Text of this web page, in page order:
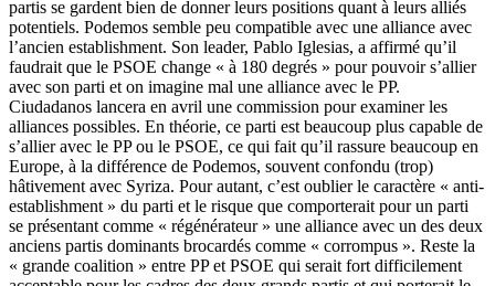
partis se gardent bien de donner leurs positions quant à leurs alliés
potentiels. Podemos semble peu compatible avec une alliance avec
l’ancien establishment. Son leader, Pablo Iglesias, a affirmé qu’il
faudrait que le PSOE change « à 180 degrés » pour pouvoir s’allier
avec son parti et on imagine mal une alliance avec le PP.
Ciudadanos lancera en avril une commission pour examiner les
alliances possibles. En théorie, ce parti est beaucoup plus capable de
s’allieravec le PP ou le PSOE, ce qui fait qu’il rassure beaucoup en
Europe, à la différence de Podemos, souvent confondu (trop)
hâtivement avec Syriza. Pour autant, c’est oublierle caractère « anti-
establishment » du parti et le risque que comporterait pour un parti
se présentant comme « régénérateur » une alliance avec un des deux
anciens partis dominants brocardés comme « corrompus ». Reste la
« grande coalition » entre PP et PSOE qui serait fort difficilement